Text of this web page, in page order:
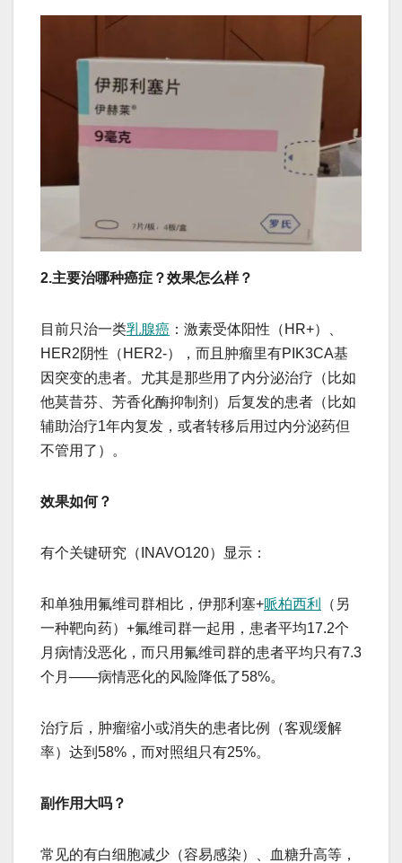
2.主要治哪种癌症？效果怎么样？
​​目前只治一类乳腺癌 ​​：激素受体阳性（HR+）、
HER2阴性（HER2-），而且肿瘤里有PIK3CA基
因突变的患者。尤其是那些用了内分泌治疗（比如
他莫昔芬、芳香化酶抑制剂）后复发的患者（比如
辅助治疗1年内复发，或者转移后用过内分泌药但
不管用了）。
​​效果如何？​​
有个关键研究（INAVO120）显示：
和单独用氟维司群相比，伊那利塞+哌柏西利
（另
一种靶向药）+氟维司群一起用，患者​​平均17.2个
月病情没恶化​​，而只用氟维司群的患者平均只有7.3
个月——病情恶化的风险降低了58%。
治疗后，肿瘤缩小或消失的患者比例（客观缓解
率）达到58%，而对照组只有25%。
​​副作用大吗？​​
常见的有白细胞减少（容易感染）、血糖升高等，